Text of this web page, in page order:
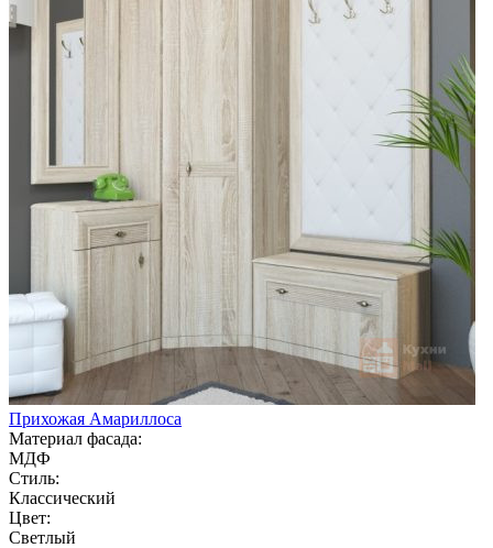
Прихожая Амариллоса
Материал фасада:
МДФ
Стиль:
Классический
Цвет:
Светлый